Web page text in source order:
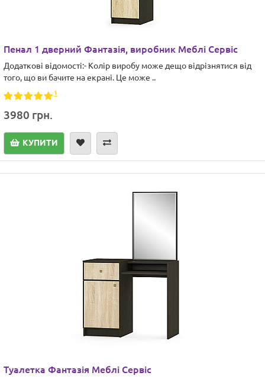
Пенал 1 дверний Фантазія, виробник Меблі Сервіс
Додаткові відомості:- Колір виробу може дещо відрізнятися від
того, що ви бачите на екрані. Це може ..
1
3980 грн.
КУПИТИ
Туалетка Фантазія Меблі Сервіс